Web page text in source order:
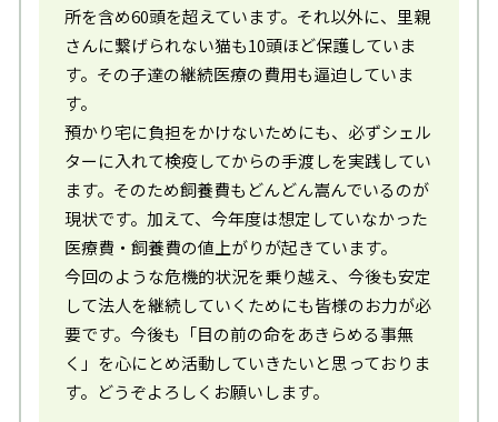
所を含め60頭を超えています。それ以外に、里親
さんに繋げられない猫も10頭ほど保護していま
す。その子達の継続医療の費用も逼迫していま
す。
預かり宅に負担をかけないためにも、必ずシェル
ターに入れて検疫してからの手渡しを実践してい
ます。そのため飼養費もどんどん嵩んでいるのが
現状です。加えて、今年度は想定していなかった
医療費・飼養費の値上がりが起きています。
今回のような危機的状況を乗り越え、今後も安定
して法人を継続していくためにも皆様のお力が必
要です。今後も「目の前の命をあきらめる事無
く」を心にとめ活動していきたいと思っておりま
す。どうぞよろしくお願いします。